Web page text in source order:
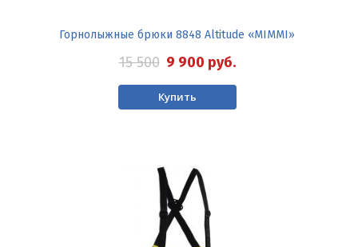
Горнолыжные брюки 8848 Altitude «MIMMI»
15 500 9 900 руб.
Купить